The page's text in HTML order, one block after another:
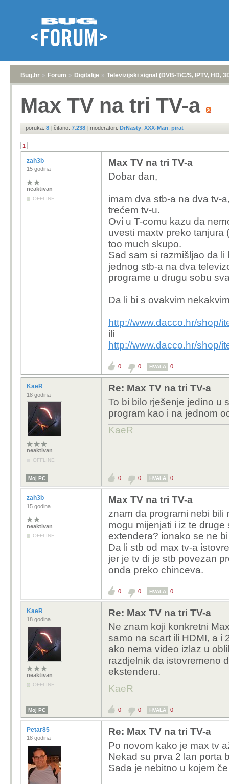
Bug.hr » Forum » Digitalije » Televizijski signal (DVB-T/C/S, IPTV, HD,
Max TV na tri TV-a
poruka: 8 | čitano: 7.238 | moderatori: DrNasty XXX-Man pirat
1
zah3b
15 godina
neaktivan
OFFLINE
Max TV na tri TV-a
Dobar dan,
imam dva stb-a na dva tv-
trećem tv-u.
Ovi u T-comu kazu da
uvesti maxtv preko tanjura
too much skupo.
Sad sam si razmišljao da
jednog stb-a na dva
programe u drugu sobu
Da li bi s ovakvim
http://www.dacco.hr/shop/
ili
http://www.dacco.hr/shop/
0 0 HVALA 0
KaeR
18 godina
neaktivan
OFFLINE
Re: Max TV na tri TV-a
To bi bilo rješenje jedino u
program kao i na jednom
KaeR
Moj PC 0 0 HVALA 0
zah3b
15 godina
neaktivan
OFFLINE
Max TV na tri TV-a
znam da programi nebi bili
mogu mijenjati i iz te
extendera? ionako se ne
Da li stb od max tv-a
jer je tv di je stb povezan
onda preko chinceva.
0 0 HVALA 0
KaeR
18 godina
neaktivan
OFFLINE
Re: Max TV na tri TV-a
Ne znam koji konkretni
samo na scart ili HDMI, a i
ako nema video izlaz u
razdjelnik da istovremeno
ekstenderu.
KaeR
Moj PC 0 0 HVALA 0
Petar85
18 godina
Re: Max TV na tri TV-a
Po novom kako je max tv
Nekad su prva 2 lan porta
Sada je nebitno u kojem